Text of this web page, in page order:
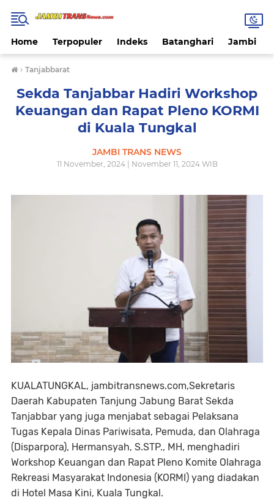
Home Terpopuler Indeks Batanghari Jambi
› Tanjabbarat
Sekda Tanjabbar Hadiri Workshop
Keuangan dan Rapat Pleno KORMI
di Kuala Tungkal
JAMBI TRANS NEWS
11 November, 2024 | November 11, 2024 WIB
KUALATUNGKAL, jambitransnews.com,Sekretaris
Daerah Kabupaten Tanjung Jabung Barat Sekda
Tanjabbar yang juga menjabat sebagai Pelaksana
Tugas Kepala Dinas Pariwisata, Pemuda, dan Olahraga
(Disparpora), Hermansyah, S.STP., MH, menghadiri
Workshop Keuangan dan Rapat Pleno Komite Olahraga
Rekreasi Masyarakat Indonesia (KORMI) yang diadakan
di Hotel Masa Kini, Kuala Tungkal.